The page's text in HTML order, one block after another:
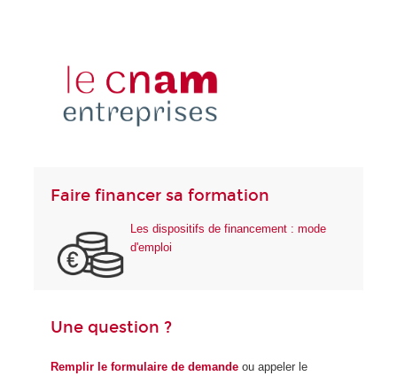
Faire financer sa formation
Les dispositifs de financement : mode
d'emploi
Une question ?
Remplir le formulaire de demande ou appeler le